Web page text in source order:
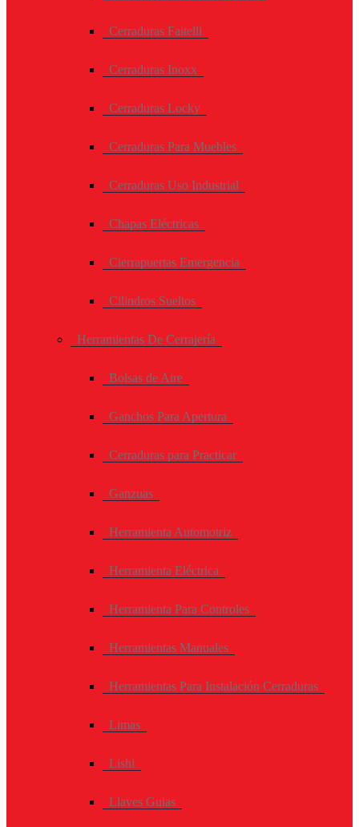
Cerraduras Faitelli
Cerraduras Inoxx
Cerraduras Locky
Cerraduras Para Muebles
Cerraduras Uso Industrial
Chapas Eléctricas
Cierrapuertas Emergencia
Cilindros Sueltos
Herramientas De Cerrajería
Bolsas de Aire
Ganchos Para Apertura
Cerraduras para Practicar
Ganzuas
Herramienta Automotriz
Herramienta Eléctrica
Herramienta Para Controles
Herramientas Manuales
Herramientas Para Instalación Cerraduras
Limas
Lishi
Llaves Guias